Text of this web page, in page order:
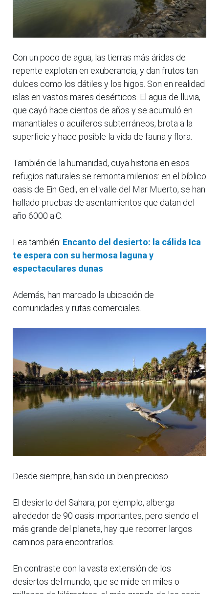
Con un poco de agua, las tierras más áridas de
repente explotan en exuberancia, y dan frutos tan
dulces como los dátiles y los higos. Son en realidad
islas en vastos mares desérticos. El agua de lluvia,
que cayó hace cientos de años y se acumuló en
manantiales o acuíferos subterráneos, brota a la
superficie y hace posible la vida de fauna y flora.
También de la humanidad, cuya historia en esos
refugios naturales se remonta milenios: en el bíblico
oasis de Ein Gedi, en el valle del Mar Muerto, se han
hallado pruebas de asentamientos que datan del
año 6000 a.C.
Lea también: Encanto del desierto: la cálida Ica
te espera con su hermosa laguna y
espectaculares dunas
Además, han marcado la ubicación de
comunidades y rutas comerciales.
Desde siempre, han sido un bien precioso.
El desierto del Sahara, por ejemplo, alberga
alrededor de 90 oasis importantes, pero siendo el
más grande del planeta, hay que recorrer largos
caminos para encontrarlos.
En contraste con la vasta extensión de los
desiertos del mundo, que se mide en miles o